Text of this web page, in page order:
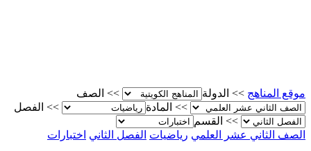
موقع المناهج >> الدولة >>
الصف
>>
المادة >>
الفصل
>>
القسم
الصف الثاني عشر العلمي رياضيات الفصل الثاني اختبارات